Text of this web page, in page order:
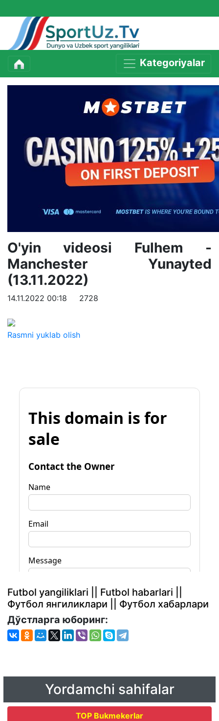
Kategoriyalar
O'yin videosi Fulhem -
Manchester Yunayted
(13.11.2022)
14.11.2022 00:18 2728
Rasmni yuklab olish
Futbol yangiliklari || Futbol habarlari ||
Футбол янгиликлари || Футбол хабарлари
Дўстларга юборинг:
Yordamchi sahifalar
TOP Bukmekerlar